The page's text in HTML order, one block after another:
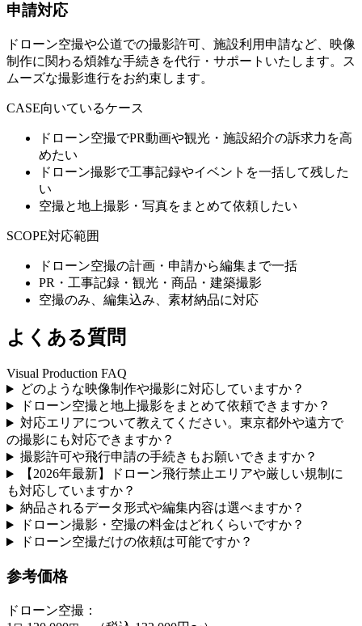
申請対応
ドローン空撮や公道での撮影許可、施設利用申請など、映像
制作に関わる煩雑な手続きを代行・サポートいたします。ス
ムーズな撮影進行をお約束します。
CASE向いているケース
ドローン空撮でPR動画や観光・施設紹介の訴求力を高
めたい
ドローン撮影で工事記録やイベントを一括して残した
い
空撮と地上撮影・写真をまとめて依頼したい
SCOPE対応範囲
ドローン空撮の計画・申請から編集まで一括
PR・工事記録・観光・商品・建築撮影
空撮のみ、編集込み、素材納品に対応
よくある質問
Visual Production FAQ
どのような映像制作や撮影に対応していますか？
ドローン空撮と地上撮影をまとめて依頼できますか？
対応エリアについて教えてください。東京都外や遠方で
の撮影にも対応できますか？
撮影許可や飛行申請の手続きもお願いできますか？
【2026年最新】ドローン飛行禁止エリアや厳しい規制に
も対応していますか？
納品されるデータ形式や編集内容は選べますか？
ドローン撮影・空撮の料金はどれくらいですか？
ドローン空撮だけの依頼は可能ですか？
参考価格
ドローン空撮：